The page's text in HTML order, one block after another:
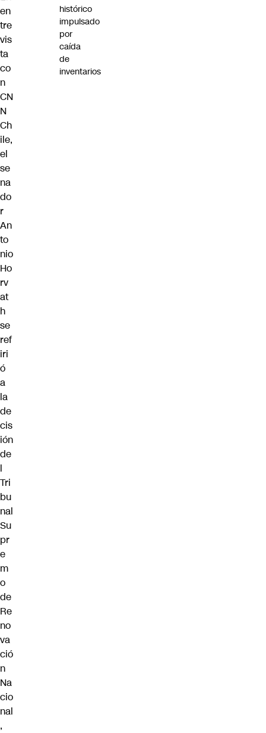
en
tre
vis
ta
co
n
CN
N
Ch
ile,
el
se
na
do
r
An
to
nio
Ho
rv
at
h
se
ref
iri
ó
a
la
de
cis
ión
de
l
Tri
bu
nal
Su
pr
e
m
o
de
Re
no
va
ció
n
Na
cio
nal
,
histórico
impulsado
por
caída
de
inventarios